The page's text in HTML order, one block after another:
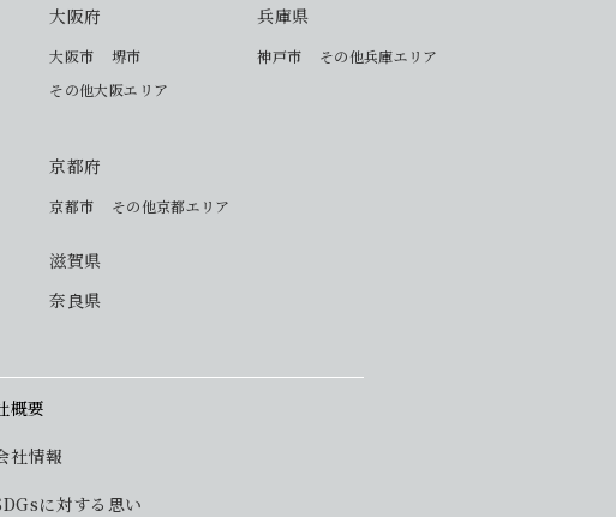
大阪府
大阪市
堺市
その他大阪エリア
兵庫県
神戸市 その他兵庫エリア
京都府
京都市 その他京都エリア
滋賀県
奈良県
概要
社情報
に対する思い